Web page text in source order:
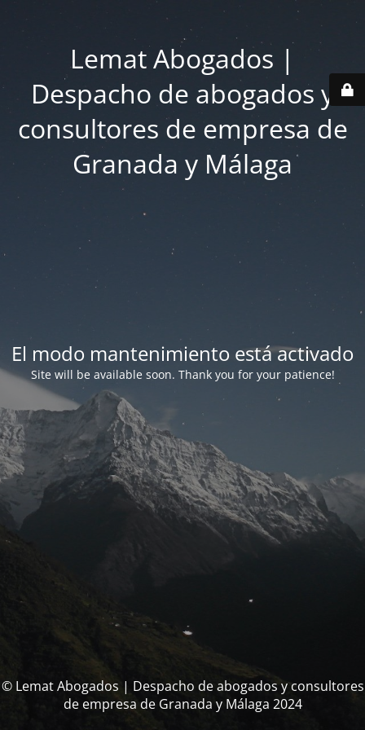
Lemat Abogados |
Despacho de abogados y
consultores de empresa de
Granada y Málaga
El modo mantenimiento está activado
Site will be available soon. Thank you for your patience!
© Lemat Abogados | Despacho de abogados y consultores
de empresa de Granada y Málaga 2024